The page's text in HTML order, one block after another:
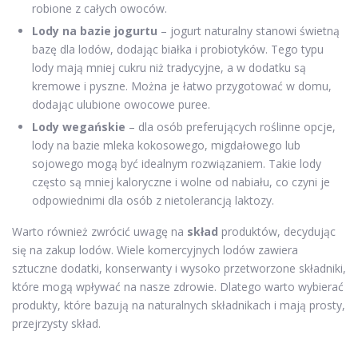
robione z całych owoców.
Lody na bazie jogurtu – jogurt naturalny stanowi świetną
bazę dla lodów, dodając białka i probiotyków. Tego typu
lody mają mniej cukru niż tradycyjne, a w dodatku są
kremowe i pyszne. Można je łatwo przygotować w domu,
dodając ulubione owocowe puree.
Lody wegańskie – dla osób preferujących roślinne opcje,
lody na bazie mleka kokosowego, migdałowego lub
sojowego mogą być idealnym rozwiązaniem. Takie lody
często są mniej kaloryczne i wolne od nabiału, co czyni je
odpowiednimi dla osób z nietolerancją laktozy.
Warto również zwrócić uwagę na skład produktów, decydując
się na zakup lodów. Wiele komercyjnych lodów zawiera
sztuczne dodatki, konserwanty i wysoko przetworzone składniki,
które mogą wpływać na nasze zdrowie. Dlatego warto wybierać
produkty, które bazują na naturalnych składnikach i mają prosty,
przejrzysty skład.